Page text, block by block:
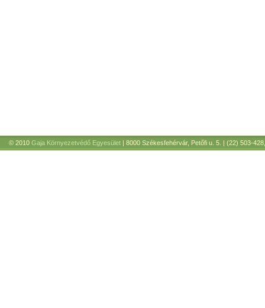
© 2010 Gaja Környezetvédő Egyesület | 8000 Székesfehérvár, Petőfi u. 5. | (22) 503-